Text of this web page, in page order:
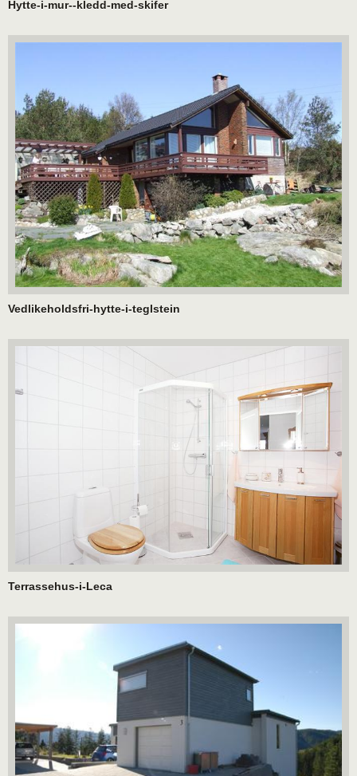
Hytte-i-mur--kledd-med-skifer
Vedlikeholdsfri-hytte-i-teglstein
Terrassehus-i-Leca